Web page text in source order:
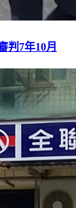
判7年10月